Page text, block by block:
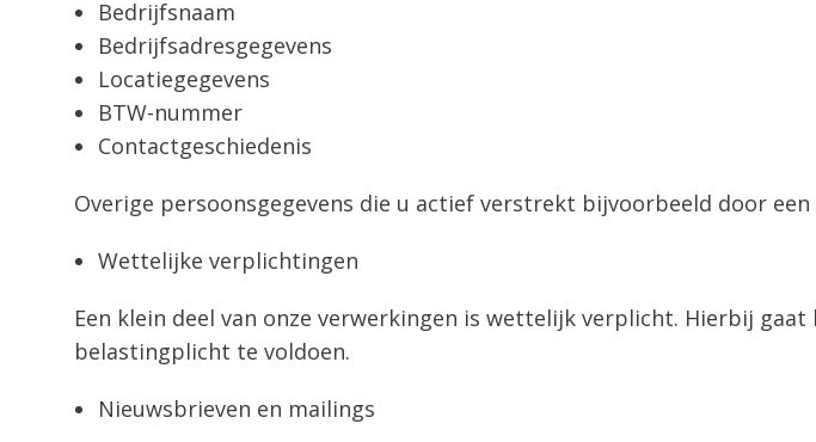
Bedrijfsnaam
Bedrijfsadresgegevens
Locatiegegevens
BTW-nummer
Contactgeschiedenis
Overige persoonsgegevens die u actief verstrekt bijvoorbeeld door
Wettelijke verplichtingen
Een klein deel van onze verwerkingen is wettelijk verplicht. Hierbij
belastingplicht te voldoen.
Nieuwsbrieven en mailings